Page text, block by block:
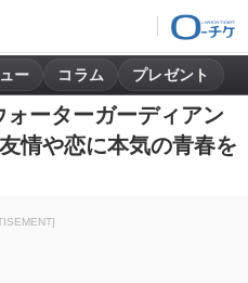
ー コラム プレゼント
ーターガーディアン
情や恋に本気の青春を